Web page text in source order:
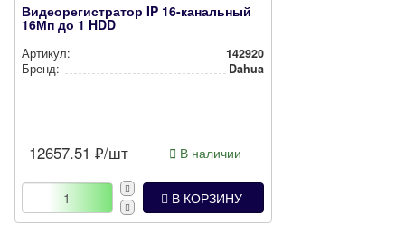
Видеорегистратор IP 16-канальный
16Мп до 1 HDD
Артикул:
142920
Бренд:
Dahua
12657.51 ₽/шт В наличии
В КОРЗИНУ